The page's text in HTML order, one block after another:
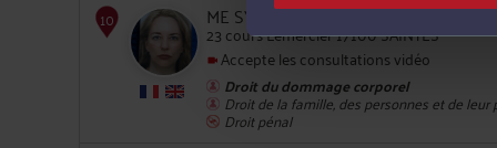
8
ME SYLVIE HAGUENIER
23 cours Lemercier 17100 SAINTES
Accepte les consultations vidéo
Droit du dommage corporel
Droit de la famille, des personnes et de
Droit pénal